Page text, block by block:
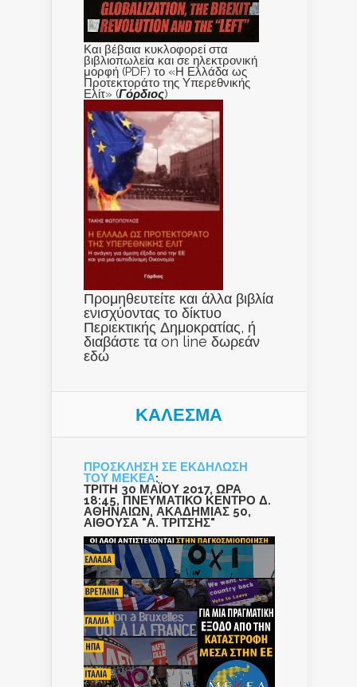
Και βέβαια κυκλοφορεί στα
βιβλιοπωλεία και σε ηλεκτρονική
μορφή (PDF) το «Η Ελλάδα ως
Προτεκτοράτο της Υπερεθνικής
Ελίτ» (Γόρδιος)
Προμηθευτείτε και άλλα βιβλία
ενισχύοντας το δίκτυο
Περιεκτικής Δημοκρατίας, ή
διαβάστε τα on line δωρεάν
εδώ
ΚΑΛΕΣΜΑ
ΠΡΟΣΚΛΗΣΗ ΣΕ ΕΚΔΗΛΩΣΗ
ΤΟΥ ΜΕΚΕΑ:
ΤΡΙΤΗ 30 ΜΑΪΟΥ 2017, ΩΡΑ
18:45, ΠΝΕΥΜΑΤΙΚΟ ΚΕΝΤΡΟ Δ.
ΑΘΗΝΑΙΩΝ, ΑΚΑΔΗΜΙΑΣ 50,
ΑΙΘΟΥΣΑ "Α. ΤΡΙΤΣΗΣ"